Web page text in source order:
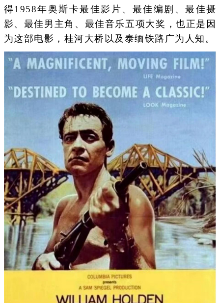
得1958年奥斯卡最佳影片、最佳编剧、最佳摄
影、最佳男主角、最佳音乐五项大奖，也正是因
为这部电影，桂河大桥以及泰缅铁路广为人知。